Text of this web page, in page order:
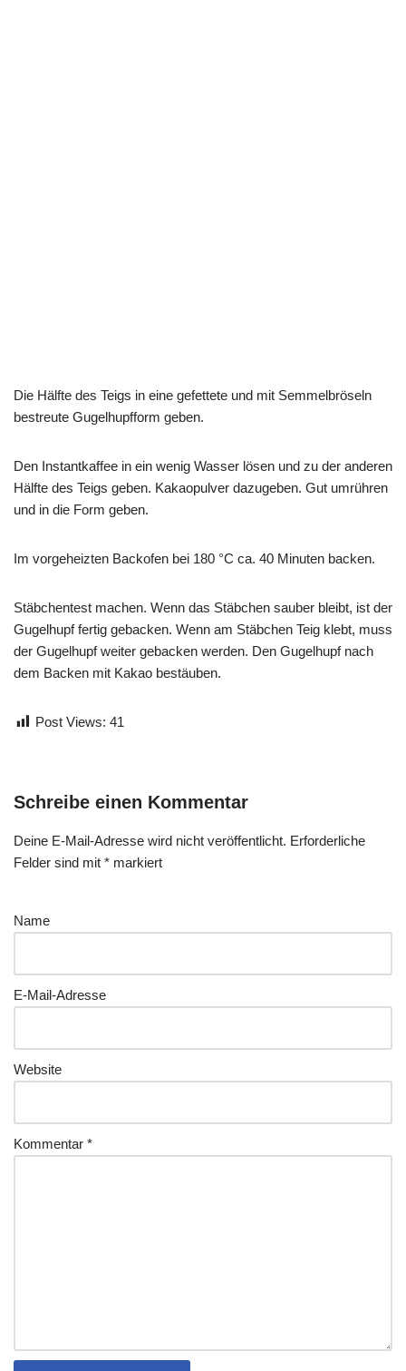
Die Hälfte des Teigs in eine gefettete und mit Semmelbröseln
bestreute Gugelhupfform geben.
Den Instantkaffee in ein wenig Wasser lösen und zu der anderen
Hälfte des Teigs geben. Kakaopulver dazugeben. Gut umrühren
und in die Form geben.
Im vorgeheizten Backofen bei 180 °C ca. 40 Minuten backen.
Stäbchentest machen. Wenn das Stäbchen sauber bleibt, ist der
Gugelhupf fertig gebacken. Wenn am Stäbchen Teig klebt, muss
der Gugelhupf weiter gebacken werden. Den Gugelhupf nach
dem Backen mit Kakao bestäuben.
Post Views: 41
Schreibe einen Kommentar
Deine E-Mail-Adresse wird nicht veröffentlicht. Erforderliche
Felder sind mit * markiert
Name
E-Mail-Adresse
Website
Kommentar *